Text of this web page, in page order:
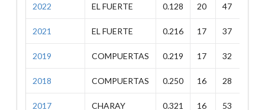
2022 EL FUERTE 0.128 20 47
2021 EL FUERTE 0.216 17 37
2019 COMPUERTAS 0.219 17 32
2018 COMPUERTAS 0.250 16 28
2017 CHARAY 0.321 16 53